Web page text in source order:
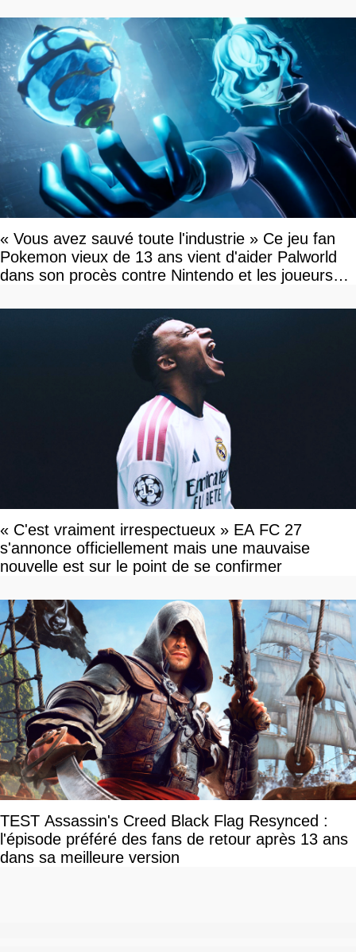
« Vous avez sauvé toute l'industrie » Ce jeu fan
Pokemon vieux de 13 ans vient d'aider Palworld
dans son procès contre Nintendo et les joueurs
« C'est vraiment irrespectueux » EA FC 27
s'annonce officiellement mais une mauvaise
nouvelle est sur le point de se confirmer
TEST Assassin's Creed Black Flag Resynced :
l'épisode préféré des fans de retour après 13 ans
dans sa meilleure version